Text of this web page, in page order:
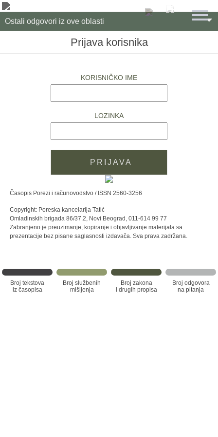
Ostali odgovori iz ove oblasti 
Prijava korisnika
KORISNIČKO IME
LOZINKA
Časopis Porezi i računovodstvo / ISSN 2560-3256
Copyright: Poreska kancelarija Tatić
Omladinskih brigada 86/37.2, Novi Beograd, 011-614 99 77
Zabranjeno je preuzimanje, kopiranje i objavljivanje materijala sa
prezentacije bez pisane saglasnosti izdavača. Sva prava zadržana.
Broj tekstova
iz časopisa
Broj službenih
mišljenja
Broj zakona
i drugih propisa
Broj odgovora
na pitanja